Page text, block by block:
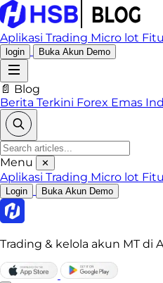
Aplikasi Trading Micro lot
login Buka Akun Demo
📄 Blog
Berita Terkini Forex Emas
Menu ✕
Aplikasi Trading Micro lot
Login Buka Akun Demo
Trading & kelola akun MT di